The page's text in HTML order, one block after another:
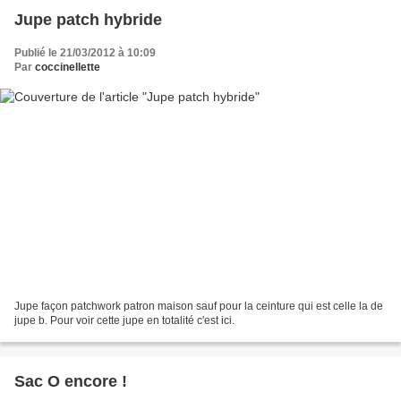
Jupe patch hybride
Publié le 21/03/2012 à 10:09
Par coccinellette
Jupe façon patchwork patron maison sauf pour la ceinture qui est celle la de
jupe b. Pour voir cette jupe en totalité c'est ici.
Sac O encore !